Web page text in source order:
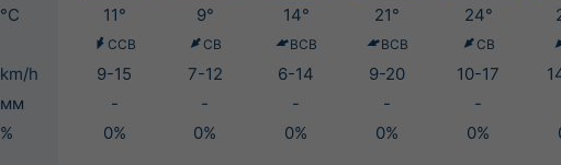
°C
11° 9° 14° 21° 24°
ССВ СВ ВСВ ВСВ СВ
km/h 9-15 7-12 6-14 9-20 10-17
мм
- - - - -
%
0% 0% 0% 0% 0%